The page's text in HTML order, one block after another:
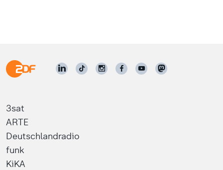
3sat
ARTE
Deutschlandradio
funk
KiKA